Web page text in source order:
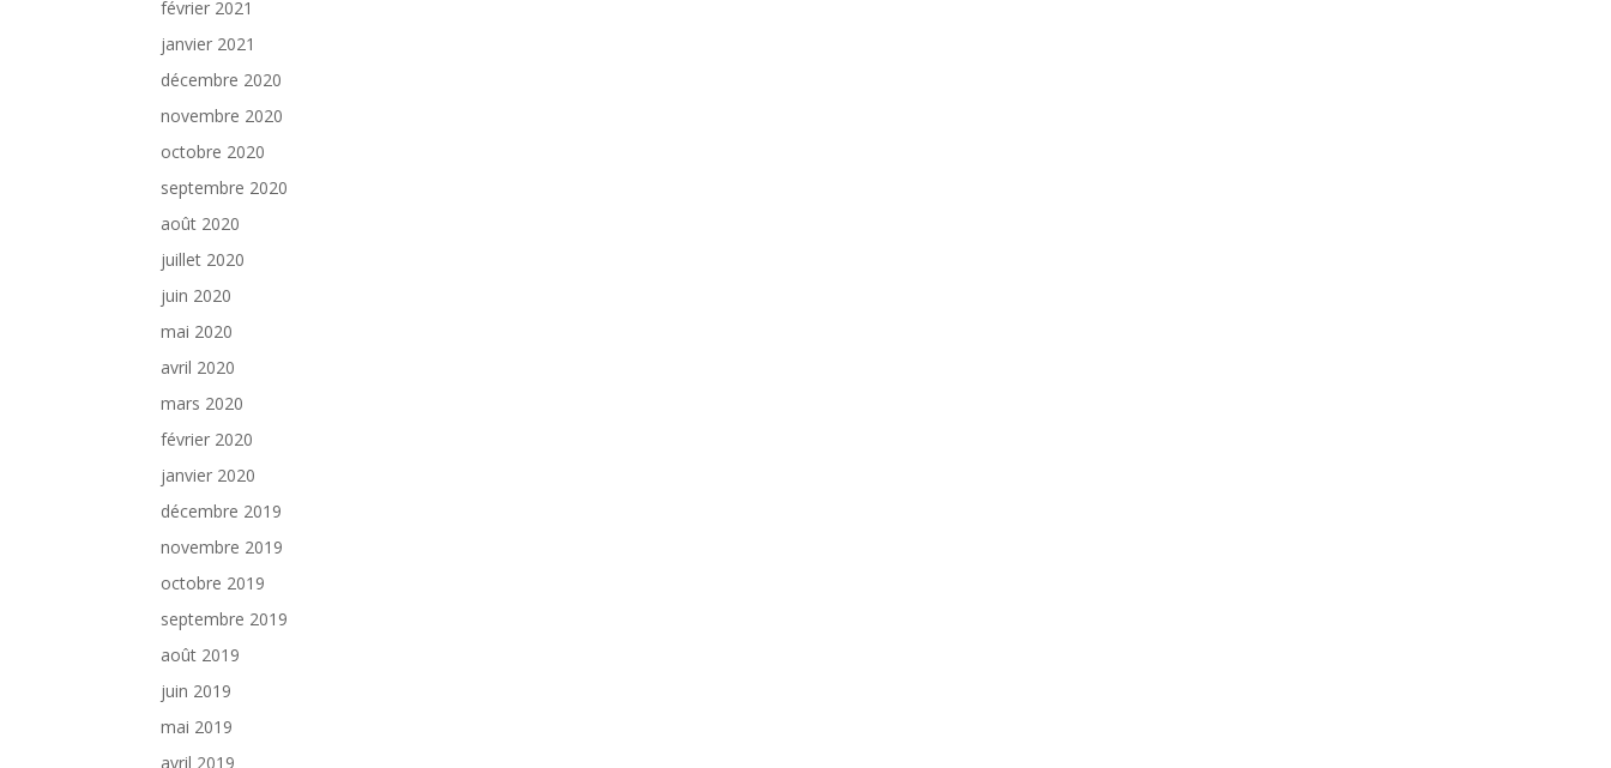
février 2021
janvier 2021
décembre 2020
novembre 2020
octobre 2020
septembre 2020
août 2020
juillet 2020
juin 2020
mai 2020
avril 2020
mars 2020
février 2020
janvier 2020
décembre 2019
novembre 2019
octobre 2019
septembre 2019
août 2019
juin 2019
mai 2019
avril 2019